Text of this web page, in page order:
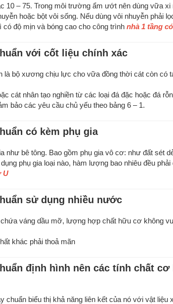
10 – 75. Trong môi trường ẩm ướt nên dùng vữa xi
hoặc bột vôi sống. Nếu dùng vôi nhuyễn phải
độ mịn và bóng cao cho công trình nhà 1 tầng
với cốt liệu chính xác
bộ xương chịu lực cho vữa đồng thời cát còn có
cát nhân tạo nghiền từ các loại đá đặc hoặc đá
bảo các yêu cầu chủ yếu theo bảng 6 – 1.
có kèm phụ gia
như bê tông. Bao gồm phụ gia vô cơ: như đất sét
phụ gia loại nào, hàm lượng bao nhiêu đều
U
sử dụng nhiều nước
váng dầu mỡ, lượng hợp chất hữu cơ không
khác phải thoả mãn
định hình nên các tính chất cơ
chuẩn biểu thị khả năng liên kết của nó với vật